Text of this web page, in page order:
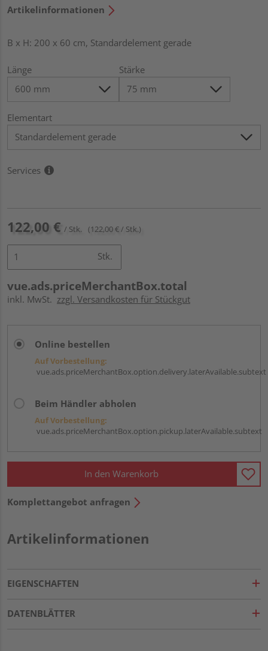
Artikelinformationen
B x H: 200 x 60 cm, Standardelement gerade
Länge Stärke
Elementart
Services
122,00 € / Stk. (122,00 € / Stk.)
Stk.
vue.ads.priceMerchantBox.total
inkl. MwSt. zzgl. Versandkosten für Stückgut
Online bestellen
Auf Vorbestellung:
vue.ads.priceMerchantBox.option.delivery.laterAvailable.subtext
Beim Händler abholen
Auf Vorbestellung:
vue.ads.priceMerchantBox.option.pickup.laterAvailable.subtext
In den Warenkorb
Komplettangebot anfragen
Artikelinformationen
EIGENSCHAFTEN
DATENBLÄTTER